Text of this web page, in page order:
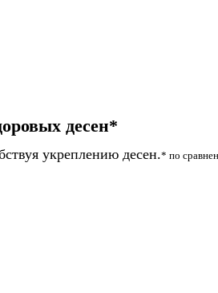
десен*
укреплению десен.* по